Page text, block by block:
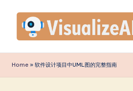
content
is
u
Home » 软件设计项目中UML图的完整指南